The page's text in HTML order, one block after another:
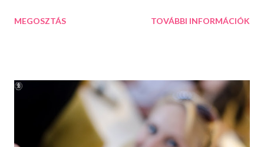
települést. Így esett a választásunk következő úticélként
lakott, bővelkedik régészeti feltárásokban és kincsekben,
melyeket a város a mai napig lelkiismeretesen ápol és büszkén
meg is mutat a világnak. A százhalom előtag a település
határában húzódó halomsírokra utal, melyeket ma is meg lehet
MEGOSZTÁS TOVÁBBI INFORMÁCIÓK